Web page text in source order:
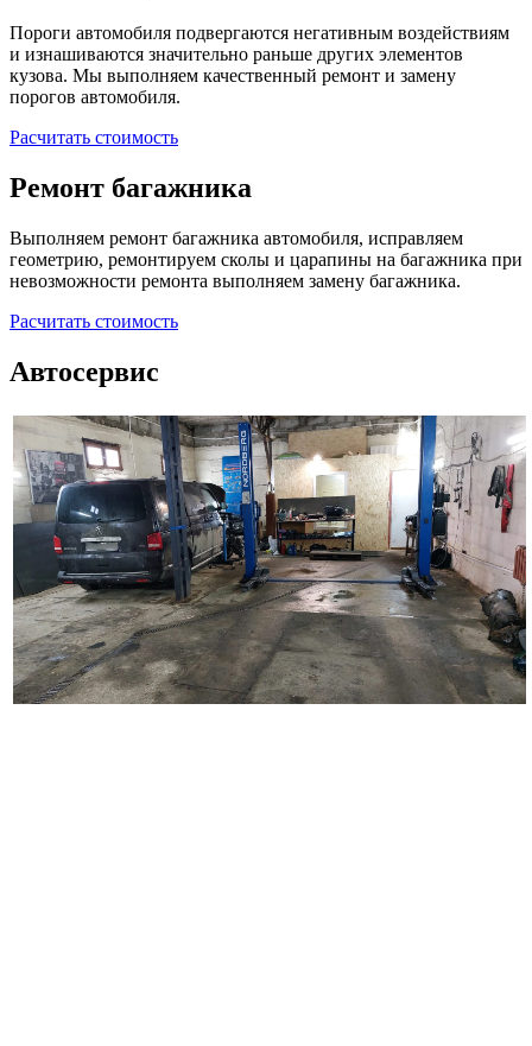
Пороги автомобиля подвергаются негативным воздействиям
и изнашиваются значительно раньше других элементов
кузова. Мы выполняем качественный ремонт и замену
порогов автомобиля.
Расчитать стоимость
Ремонт багажника
Выполняем ремонт багажника автомобиля, исправляем
геометрию, ремонтируем сколы и царапины на багажника при
невозможности ремонта выполняем замену багажника.
Расчитать стоимость
Автосервис